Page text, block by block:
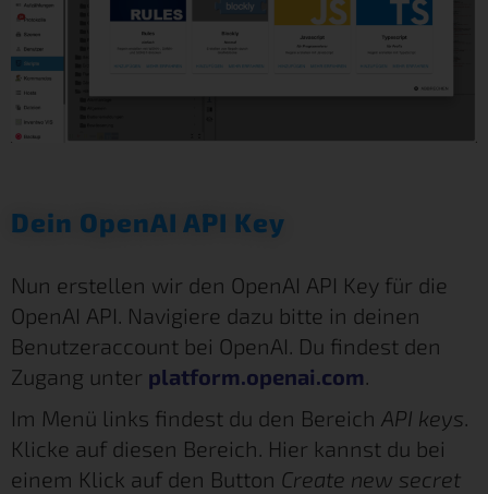
Dein OpenAI API Key
Nun erstellen wir den OpenAI API Key für die
OpenAI API. Navigiere dazu bitte in deinen
Benutzeraccount bei OpenAI. Du findest den
Zugang unter platform.openai.com.
Im Menü links findest du den Bereich API keys.
Klicke auf diesen Bereich. Hier kannst du bei
einem Klick auf den Button Create new secret